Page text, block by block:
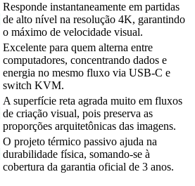
Responde instantaneamente em partidas
de alto nível na resolução 4K, garantindo
o máximo de velocidade visual.
Excelente para quem alterna entre
computadores, concentrando dados e
energia no mesmo fluxo via USB-C e
switch KVM.
A superfície reta agrada muito em fluxos
de criação visual, pois preserva as
proporções arquitetônicas das imagens.
O projeto térmico passivo ajuda na
durabilidade física, somando-se à
cobertura da garantia oficial de 3 anos.